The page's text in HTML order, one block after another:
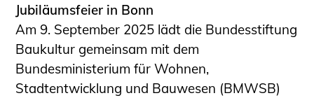
Jubiläumsfeier in Bonn
Am 9. September 2025 lädt die Bundesstiftung
Baukultur gemeinsam mit dem
Bundesministerium für Wohnen,
Stadtentwicklung und Bauwesen (BMWSB)